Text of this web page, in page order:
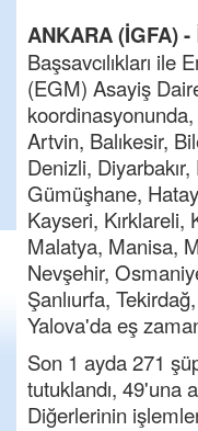
ANKARA (İGFA) -
Başsavcılıkları ile
(EGM) Asayiş
Artvin, Balıkesir,
Denizli,
Gümüşhane,
Kayseri, Kırklareli,
Malatya, Manisa,
Nevşehir,
Şanlıurfa,
Yalova'da eş
Son 1 ayda 271
tutuklandı, 49'una
Diğerlerinin